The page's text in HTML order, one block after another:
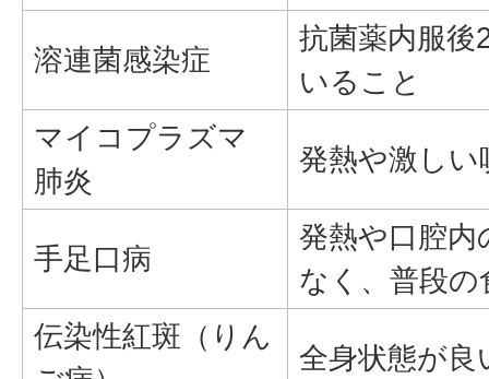
溶連菌感染症
抗菌薬内服後
いること
マイコプラズマ
肺炎
発熱や激し
手足口病
発熱や口腔内
なく、普段
伝染性紅斑（りん
全身状態が良